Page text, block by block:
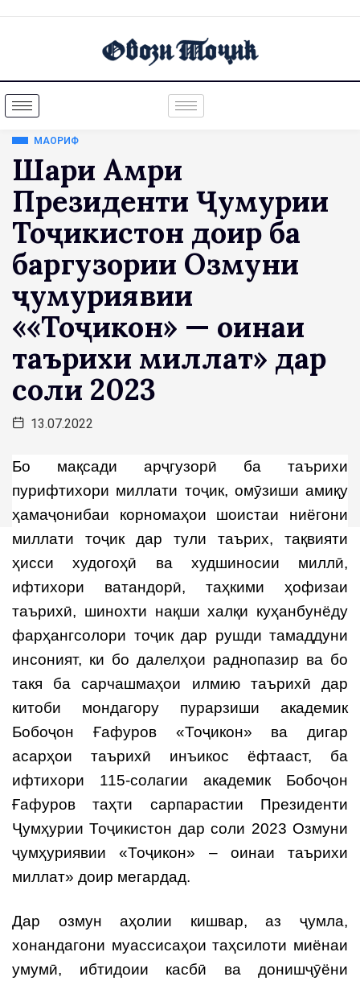
МАОРИФ
Шарҳи Амри
Президенти Ҷумҳурии
Тоҷикистон доир ба
баргузории Озмуни
ҷумҳуриявии
««Тоҷикон» — оинаи
таърихи миллат» дар
соли 2023
13.07.2022
Бо мақсади арҷгузорӣ ба таърихи
пурифтихори миллати тоҷик, омӯзиши амиқу
ҳамаҷонибаи корномаҳои шоистаи ниёгони
миллати тоҷик дар тули таърих, тақвияти
ҳисси худогоҳӣ ва худшиносии миллӣ,
ифтихори ватандорӣ, таҳкими ҳофизаи
таърихӣ, шинохти нақши халқи куҳанбунёду
фарҳангсолори тоҷик дар рушди тамаддуни
инсоният, ки бо далелҳои раднопазир ва бо
такя ба сарчашмаҳои илмию таърихӣ дар
китоби мондагору пурарзиши академик
Бобоҷон Ғафуров «Тоҷикон» ва дигар
асарҳои таърихӣ инъикос ёфтааст, ба
ифтихори 115-солагии академик Бобоҷон
Ғафуров таҳти сарпарастии Президенти
Ҷумҳурии Тоҷикистон дар соли 2023 Озмуни
ҷумҳуриявии «Тоҷикон» – оинаи таърихи
миллат» доир мегардад.
Дар озмун аҳолии кишвар, аз ҷумла,
хонандагони муассисаҳои таҳсилоти миёнаи
умумӣ, ибтидоии касбӣ ва донишҷӯёни